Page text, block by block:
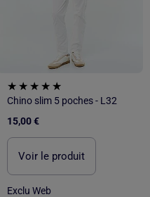
Chino slim 5 poches - L32
15,00 €
Voir le produit
Exclu Web